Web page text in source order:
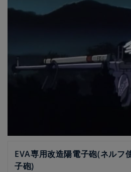
EVA専用改造陽電子砲(ネルフ
子砲)